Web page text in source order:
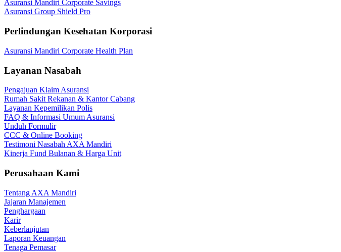
Asuransi Mandiri Corporate Savings
Asuransi Group Shield Pro
Perlindungan Kesehatan Korporasi
Asuransi Mandiri Corporate Health Plan
Layanan Nasabah
Pengajuan Klaim Asuransi
Rumah Sakit Rekanan & Kantor Cabang
Layanan Kepemilikan Polis
FAQ & Informasi Umum Asuransi
Unduh Formulir
CCC & Online Booking
Testimoni Nasabah AXA Mandiri
Kinerja Fund Bulanan & Harga Unit
Perusahaan Kami
Tentang AXA Mandiri
Jajaran Manajemen
Penghargaan
Karir
Keberlanjutan
Laporan Keuangan
Tenaga Pemasar